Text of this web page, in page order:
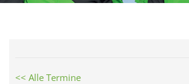
<< Alle Termine